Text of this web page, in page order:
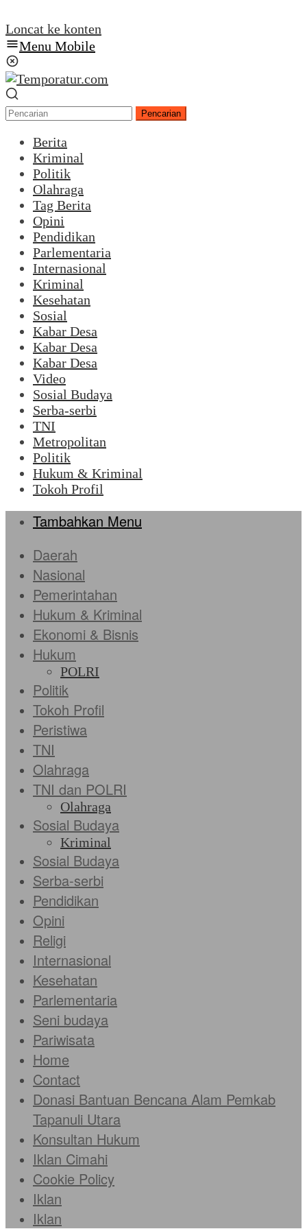
Loncat ke konten
Menu Mobile
Pencarian
Berita
Kriminal
Politik
Olahraga
Tag Berita
Opini
Pendidikan
Parlementaria
Internasional
Kriminal
Kesehatan
Sosial
Kabar Desa
Kabar Desa
Kabar Desa
Video
Sosial Budaya
Serba-serbi
TNI
Metropolitan
Politik
Hukum & Kriminal
Tokoh Profil
Tambahkan Menu
Daerah
Nasional
Pemerintahan
Hukum & Kriminal
Ekonomi & Bisnis
Hukum
POLRI
Politik
Tokoh Profil
Peristiwa
TNI
Olahraga
TNI dan POLRI
Olahraga
Sosial Budaya
Kriminal
Sosial Budaya
Serba-serbi
Pendidikan
Opini
Religi
Internasional
Kesehatan
Parlementaria
Seni budaya
Pariwisata
Home
Contact
Donasi Bantuan Bencana Alam Pemkab
Tapanuli Utara
Konsultan Hukum
Iklan Cimahi
Cookie Policy
Iklan
Iklan